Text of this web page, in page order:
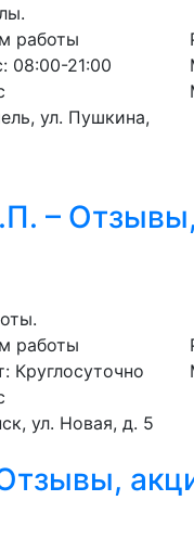
работы
08:00-21:00
ул. Пушкина,
–
работы
Круглосуточно
ул. Новая, д. 5